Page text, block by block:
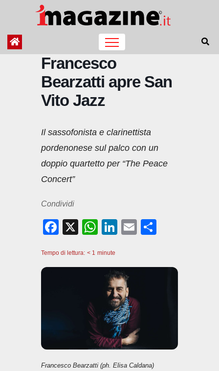
contenuto
Francesco
Bearzatti apre San
Vito Jazz
Il sassofonista e clarinettista
pordenonese sul palco con un
doppio quartetto per “The Peace
Concert”
Condividi
F
c
X
W
at
s
A
p
Li
e
dI
n
E
Tempo di lettura: < 1 minute
Francesco Bearzatti (ph. Elisa Caldana)